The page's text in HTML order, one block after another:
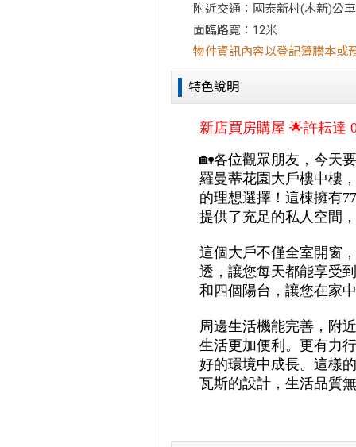
附近交通：國泰新村(木新)公
面臨路寬：12米
物件資訊內容以登記簿謄本或
特色說明